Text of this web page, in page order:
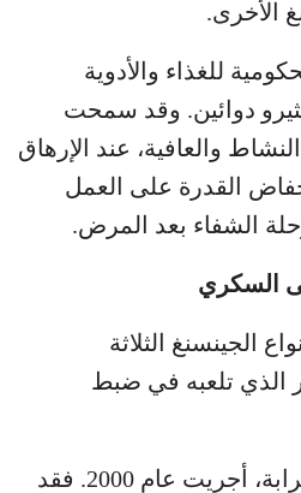
الأخرى.
للغذاء والأدوية
دوائين. وقد سمحت
والعافية، عند الإرهاق
القدرة على العمل
الشفاء بعد المرض.
السكري
الجينسنغ الثلاثة
الذي تلعبه في ضبط
وأكثر هذه الدراسات غرابة، أجريت عام 2000. فقد